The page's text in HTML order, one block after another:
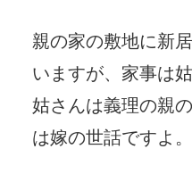
親の家の敷地に新
いますが、家事は姑
姑さんは義理の親
は嫁の世話ですよ。